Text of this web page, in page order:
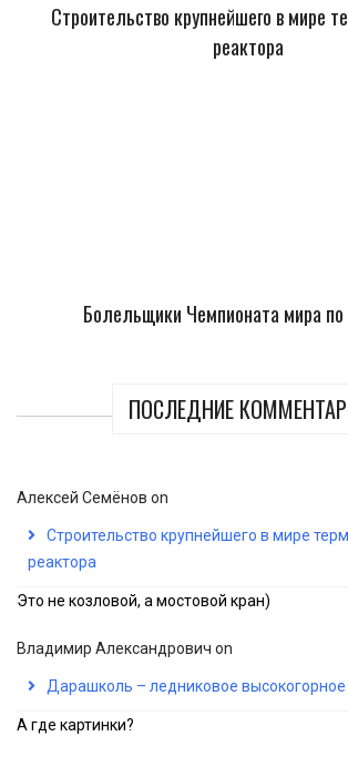
Строительство крупнейшего в мире
реактора
Болельщики Чемпионата мира
ПОСЛЕДНИЕ
Алексей Семёнов on
Строительство крупнейшего в мире
реактора
Это не козловой, а мостовой кран)
Владимир Александрович on
Дарашколь – ледниковое
А где картинки?